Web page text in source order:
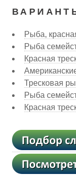
Рыба,
Рыба
Красная
Тресковая
Рыба
Красная